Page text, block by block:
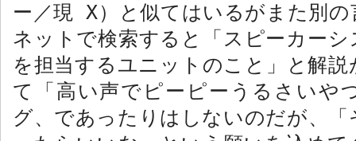
ー／現X）と似てはいるがまた別
ネットで検索すると「スピーカー
を担当するユニットのこと」と解
て「高い声でピーピーうるさいや
グ、であったりはしないのだが、